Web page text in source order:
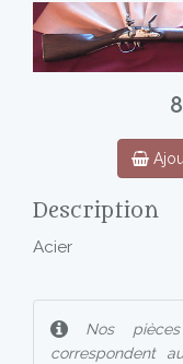
Description
Acier
Nos pièces
correspondent